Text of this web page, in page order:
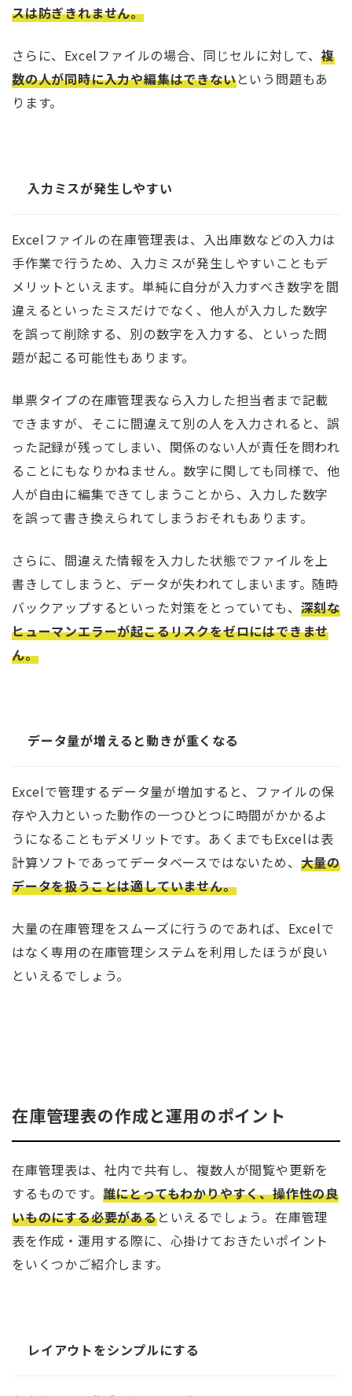
スは防ぎきれません。
さらに、Excelファイルの場合、同じセルに対して、 複
数の人が同時に入力や編集はできないという問題もあ
ります。
入力ミスが発生しやすい
Excelファイルの在庫管理表は、入出庫数などの入力は
手作業で行うため、入力ミスが発生しやすいこともデ
メリットといえます。単純に自分が入力すべき数字を間
違えるといったミスだけでなく、他人が入力した数字
を誤って削除する、別の数字を入力する、といった問
題が起こる可能性もあります。
単票タイプの在庫管理表なら入力した担当者まで記載
できますが、そこに間違えて別の人を入力されると、誤
った記録が残ってしまい、関係のない人が責任を問われ
ることにもなりかねません。数字に関しても同様で、他
人が自由に編集できてしまうことから、入力した数字
を誤って書き換えられてしまうおそれもあります。
さらに、間違えた情報を入力した状態でファイルを上
書きしてしまうと、データが失われてしまいます。随時
バックアップするといった対策をとっていても、 深刻な
ヒューマンエラーが起こるリスクをゼロにはできませ
ん。
データ量が増えると動きが重くなる
Excelで管理するデータ量が増加すると、ファイルの保
存や入力といった動作の一つひとつに時間がかかるよ
うになることもデメリットです。あくまでもExcelは表
計算ソフトであってデータベースではないため、 大量の
データを扱うことは適していません。
大量の在庫管理をスムーズに行うのであれば、Excelで
はなく専用の在庫管理システムを利用したほうが良い
といえるでしょう。
在庫管理表の作成と運用のポイント
在庫管理表は、社内で共有し、複数人が閲覧や更新を
するものです。 誰にとってもわかりやすく、操作性の良
いものにする必要があるといえるでしょう。在庫管理
表を作成・運用する際に、心掛けておきたいポイント
をいくつかご紹介します。
レイアウトをシンプルにする